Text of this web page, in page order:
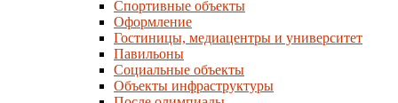
Спортивные объекты
Оформление
Гостиницы, медиацентры и университет
Павильоны
Социальные объекты
Объекты инфраструктуры